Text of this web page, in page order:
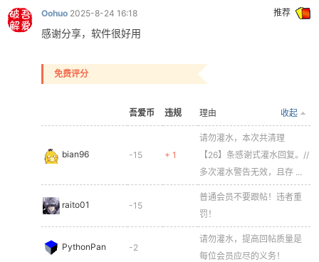
推荐
Oohuo 2025-8-24 16:18
感谢分享，软件很好用
免费评分
吾爱币 违规 收起
理由
bian96 -15 + 1
请勿灌水，本次共清理
【26】条感谢式灌水回复。//
多次灌水警告无效，且存 ...
raito01 -15
普通会员不要跟帖！违者重
罚！
PythonPan -2
请勿灌水，提高回帖质量是
每位会员应尽的义务！